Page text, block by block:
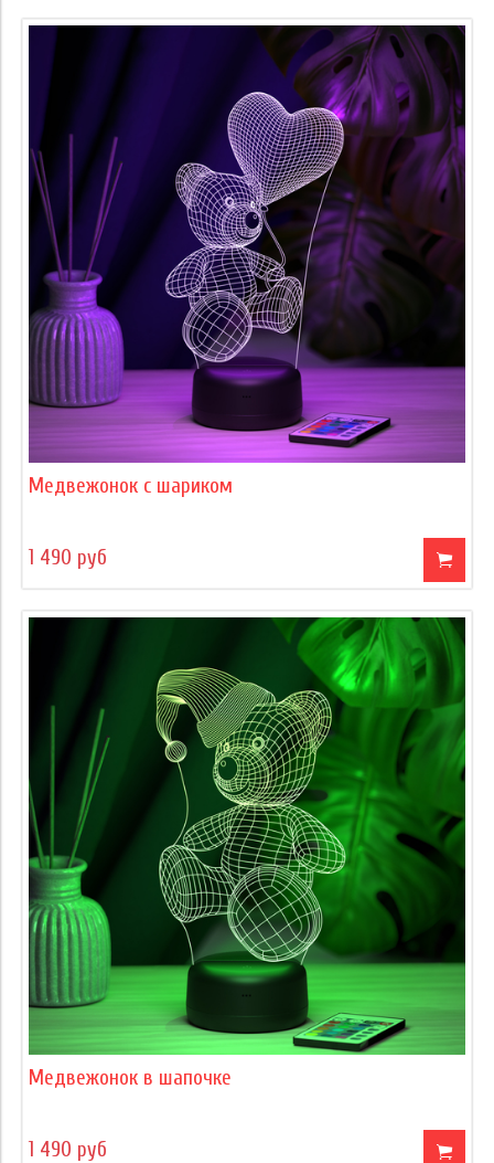
Медвежонок с шариком
1 490 руб
Медвежонок в шапочке
1 490 руб